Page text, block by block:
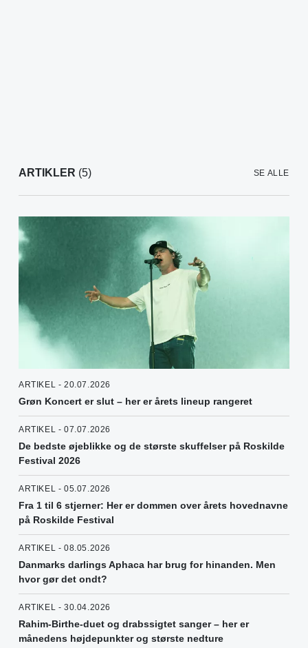
ARTIKLER (5) SE ALLE
ARTIKEL - 20.07.2026
Grøn Koncert er slut – her er årets lineup rangeret
ARTIKEL - 07.07.2026
De bedste øjeblikke og de største skuffelser på Roskilde
Festival 2026
ARTIKEL - 05.07.2026
Fra 1 til 6 stjerner: Her er dommen over årets hovednavne
på Roskilde Festival
ARTIKEL - 08.05.2026
Danmarks darlings Aphaca har brug for hinanden. Men
hvor gør det ondt?
ARTIKEL - 30.04.2026
Rahim-Birthe-duet og drabssigtet sanger – her er
månedens højdepunkter og største nedture